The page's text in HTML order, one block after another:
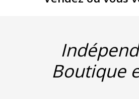
Boutique